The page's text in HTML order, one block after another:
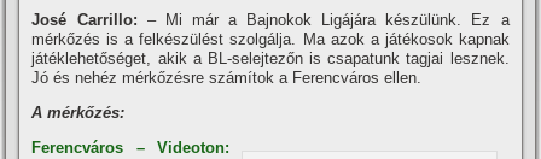
José Carrillo: – Mi már a Bajnokok Ligájára készülünk. Ez a
mérkőzés is a felkészülést szolgálja. Ma azok a játékosok kapnak
játéklehetőséget, akik a BL-selejtezőn is csapatunk tagjai lesznek.
Jó és nehéz mérkőzésre számí­tok a Ferencváros ellen.
A mérkőzés:
Ferencváros – Videoton: